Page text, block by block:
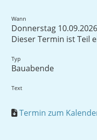
Wann
Donnerstag
Dieser Termin ist Teil
Typ
Bauabende
Text
Termin zum